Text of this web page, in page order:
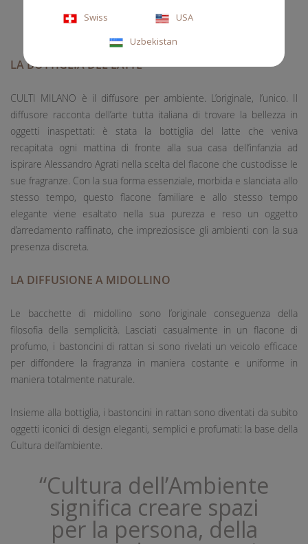
LA BOTTIGLIA DEL LATTE
CULTI MILANO è il diffusore per ambiente. L’originale, l’unico. Il
diffusore racconta dell’arte tutta italiana di trovare la bellezza in
oggetti inaspettati: è stata la bottiglia del latte che veniva
recapitata ogni mattina di fronte alla sua casa dell’infanzia ad
ispirare Alessandro Agrati nella scelta del flacone che custodisse le
sue fragranze. Con la sua forma essenziale, morbida e slanciata allo
stesso tempo, questo flacone familiare e allo stesso tempo
elegante viene esaltato nella sua purezza e reso un oggetto
d’arredamento raffinato, che impreziosisce gli ambienti con la sua
presenza discreta.
LA DIFFUSIONE A MIDOLLINO
Le bacchette di midollino sono l’originale conseguenza della
filosofia della semplicità. Lasciati casualmente in un flacone di
profumo, i bastoncini di rattan si sono rivelati un veicolo efficace
per diffondere la fragranza in maniera costante e uniforme in
maniera totalmente naturale.
Insieme alla bottiglia, i bastoncini in rattan sono diventati da subito
oggetti iconici di design eleganti, semplici e profumati: la base della
Cultura dell’ambiente.
“Cultura dell’Ambiente
significa creare spazi
per la persona, della
Swiss
USA
Uzbekistan